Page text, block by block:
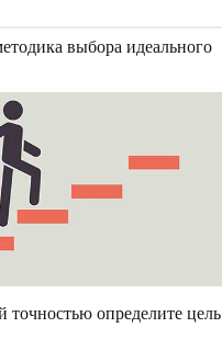
выбора идеального
определите цель